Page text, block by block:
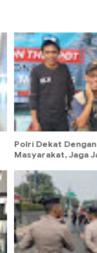
Polri Dekat Dengan
Masyarakat, Jaga
Menteng